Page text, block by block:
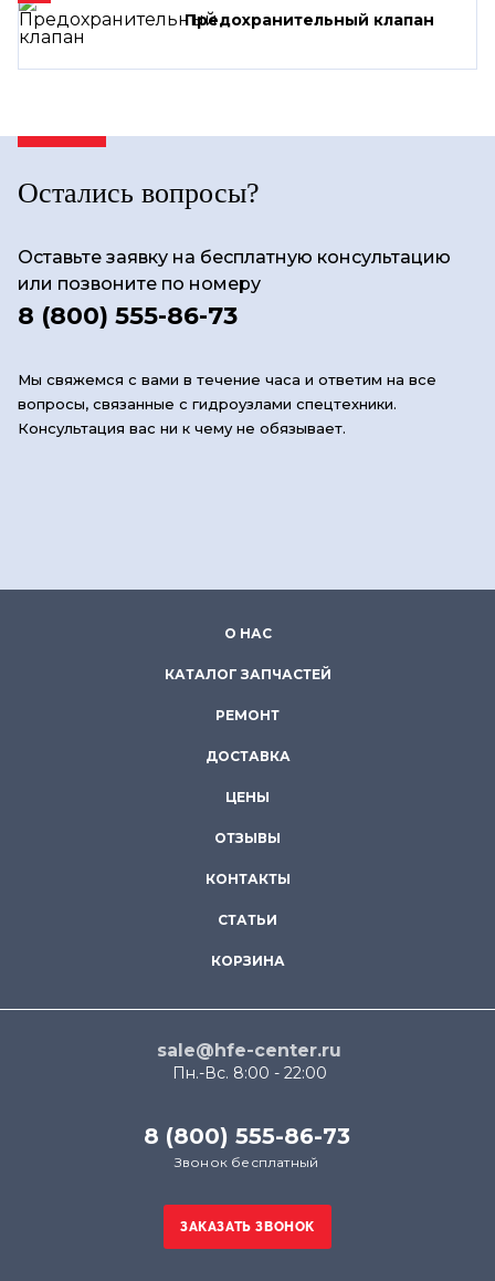
Предохранительный клапан
Остались вопросы?
Оставьте заявку на бесплатную консультацию
или позвоните по номеру
8 (800) 555-86-73
Мы свяжемся с вами в течение часа и ответим на все
вопросы, связанные с гидроузлами спецтехники.
Консультация вас ни к чему не обязывает.
О НАС
КАТАЛОГ ЗАПЧАСТЕЙ
РЕМОНТ
ДОСТАВКА
ЦЕНЫ
ОТЗЫВЫ
КОНТАКТЫ
СТАТЬИ
КОРЗИНА
sale@hfe-center.ru
Пн.-Вс. 8:00 - 22:00
8 (800) 555-86-73
Звонок бесплатный